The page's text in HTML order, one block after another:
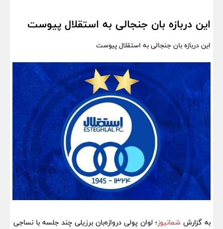
این دربازه بان جنجالی به استقلال پیوست
این دربازه بان جنجالی به استقلال پیوست
به گزارش شمانیوز؛ لوان پولی دروازه‌بان برزیلی چند جلسه با نساجی